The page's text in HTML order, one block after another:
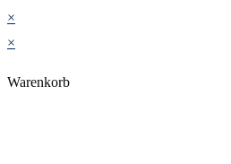
×
×
Warenkorb